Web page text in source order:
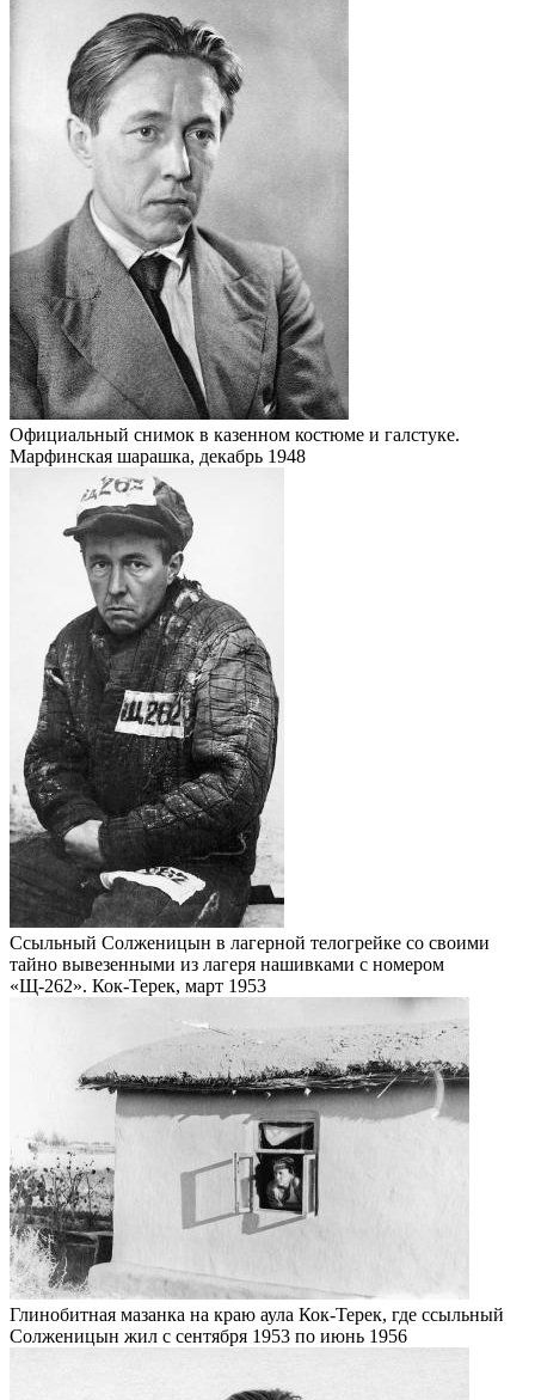
Официальный снимок в казенном костюме и галстуке.
Марфинская шарашка, декабрь 1948
Ссыльный Солженицын в лагерной телогрейке со своими
тайно вывезенными из лагеря нашивками с номером
«Щ-262». Кок-Терек, март 1953
Глинобитная мазанка на краю аула Кок-Терек, где ссыльный
Солженицын жил с сентября 1953 по июнь 1956